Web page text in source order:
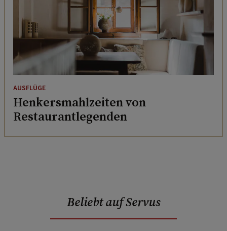
AUSFLÜGE
Henkersmahlzeiten von
Restaurantlegenden
Beliebt auf Servus